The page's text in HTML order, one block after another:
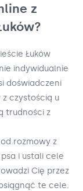
z
Łuków
indywidualnie
doświadczeni
czystością u
trudności z
rozmowy z
i ustali cele
Cię przez
te cele.